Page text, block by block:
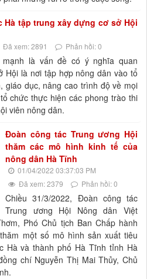
Hà tập trung xây dựng cơ sở Hội
Đã xem: 2891 Phản hồi: 0
là vấn đề có ý nghĩa quan
Hội là nơi tập hợp nông dân vào tổ
giáo dục, nâng cao trình độ về mọi
chức thực hiện các phong trào thi
viên nông dân.
Đoàn công tác Trung ương Hội
thăm các mô hình kinh tế của
nông dân Hà Tĩnh
01/04/2022 03:37:03 PM
Đã xem: 2379
Phản hồi: 0
Chiều 31/3/2022, Đoàn công tác
Trung ương Hội Nông dân Việt
Phó Chủ tịch Ban Chấp hành
một số mô hình sản xuất tiêu
Hà và thành phố Hà Tĩnh tỉnh Hà
chí Nguyễn Thị Mai Thủy, Chủ